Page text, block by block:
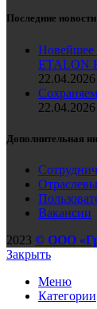
Последние новости
Новейшее
ETALON
22.04.2026
22.04.2026
Дополнительная
Вакансии
2023 © ООО
Закрыть
Меню
Категории